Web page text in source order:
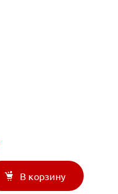
В корзину